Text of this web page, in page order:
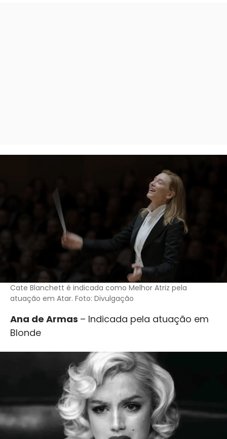
Cate Blanchett é indicada como Melhor Atriz pela
atuação em Atar. Foto: Divulgação
Ana de Armas – Indicada pela atuação em
Blonde